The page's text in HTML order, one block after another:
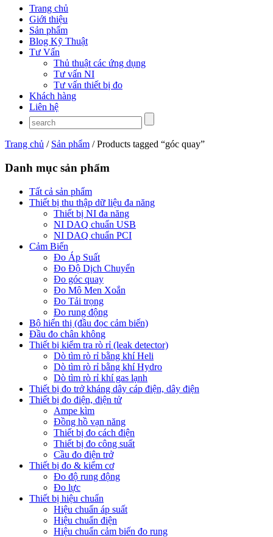
Trang chủ
Giới thiệu
Sản phẩm
Blog Kỹ Thuật
Tư Vấn
Thủ thuật các ứng dụng
Tư vấn NI
Tư vấn thiết bị đo
Khách hàng
Liên hệ
Trang chủ / Sản phẩm / Products tagged “góc quay”
Danh mục sản phẩm
Tất cả sản phẩm
Thiết bị thu thập dữ liệu đa năng
Thiết bị NI đa năng
NI DAQ chuẩn USB
NI DAQ chuẩn PCI
Cảm Biến
Đo Áp Suất
Đo Độ Dịch Chuyển
Đo góc quay
Đo Mô Men Xoắn
Đo Tải trọng
Đo rung động
Bộ hiển thị (đầu đọc cảm biến)
Đầu đo chân không
Thiết bị kiểm tra rò rỉ (leak detector)
Dò tìm rò rỉ bằng khí Heli
Dò tìm rò rỉ bằng khí Hydro
Dò tìm rò rỉ khí gas lạnh
Thiết bị đo trở kháng dây cáp điện, dây điện
Thiết bị đo điện, điện tử
Ampe kìm
Đồng hồ vạn năng
Thiết bị đo cách điện
Thiết bị đo công suất
Cầu đo điện trở
Thiết bị đo & kiểm cơ
Đo độ rung động
Đo lực
Thiết bị hiệu chuẩn
Hiệu chuẩn áp suất
Hiệu chuẩn điện
Hiệu chuẩn cảm biến đo rung